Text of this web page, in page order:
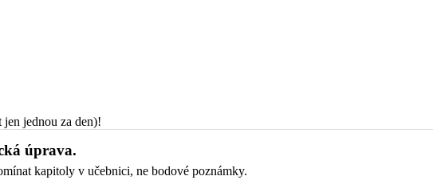
jednou za den)!
úprava.
kapitoly v učebnici, ne bodové poznámky.